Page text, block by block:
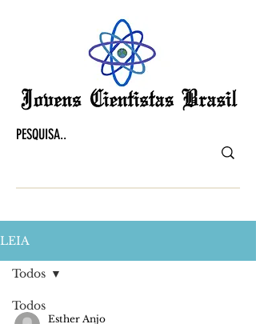
LEIA
Todos
Todos
Esther Anjo